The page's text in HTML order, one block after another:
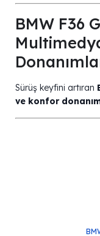
BMW F36
Sürüş keyfini artıran
ve konfor